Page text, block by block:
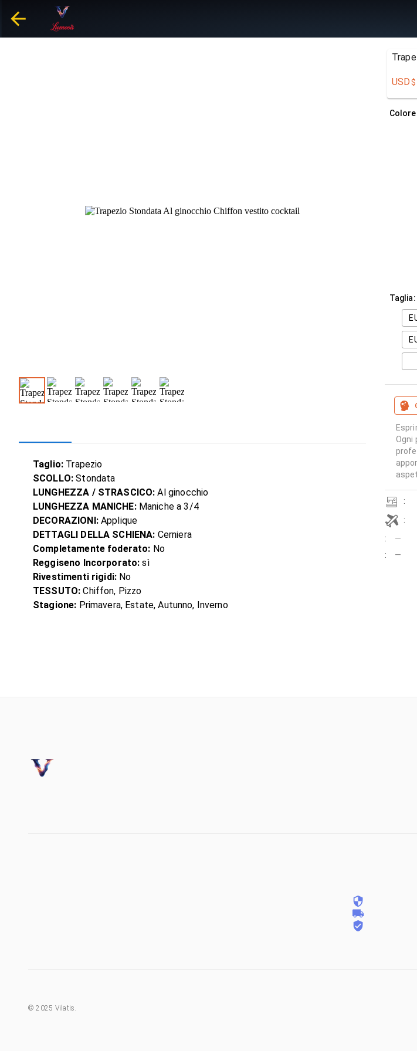
Taglio: Trapezio
SCOLLO: Stondata
LUNGHEZZA / STRASCICO: Al ginocchio
LUNGHEZZA MANICHE:Maniche a 3/4
DECORAZIONI:Applique
DETTAGLI DELLA SCHIENA: Cerniera
Completamente foderato: No
Reggiseno Incorporato: sì
Rivestimenti rigidi: No
TESSUTO: Chiffon, Pizzo
Stagione: Primavera, Estate, Autunno, Inverno
USD$
Taglia:
Ogni
:
:
:
—
:
—
©2025 Vilatis.